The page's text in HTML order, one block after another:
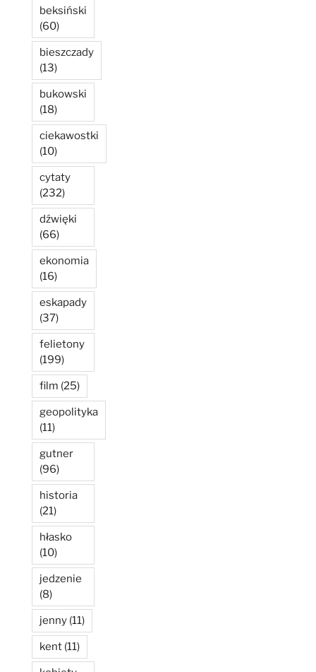
beksiński
(60)
bieszczady
(13)
bukowski
(18)
ciekawostki
(10)
cytaty
(232)
dźwięki
(66)
ekonomia
(16)
eskapady
(37)
felietony
(199)
film (25)
geopolityka
(11)
gutner
(96)
historia
(21)
hłasko
(10)
jedzenie
(8)
jenny (11)
kent (11)